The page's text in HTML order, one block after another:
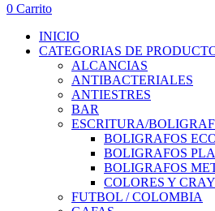
0 Carrito
INICIO
CATEGORIAS DE
ALCANCIAS
ANTIBACTERIALES
ANTIESTRES
BAR
ESCRITURA/
BOLIGRAFOS
BOLIGRAFOS
BOLIGRAFOS
COLORES Y
FUTBOL / COLOMBIA